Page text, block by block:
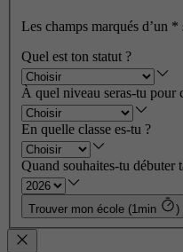
Les champs marqués d’un *
Quel est ton statut ?
À quel niveau seras-tu pour
En quelle classe es-tu ?
Quand souhaites-tu débuter
Trouver mon école (1min )